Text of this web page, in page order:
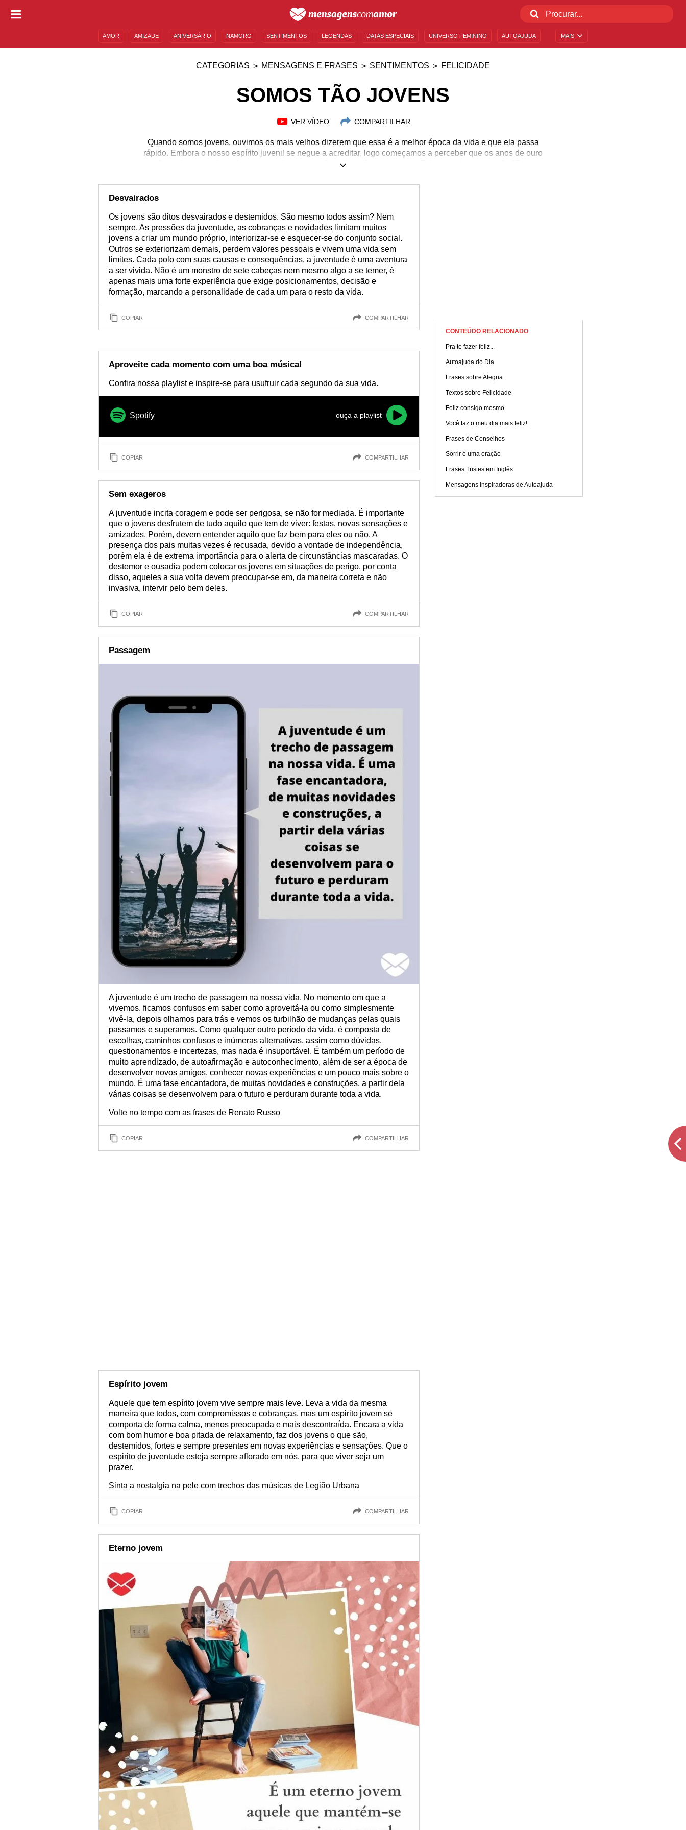
MAIS
AMOR AMIZADE ANIVERSÁRIO NAMORO SENTIMENTOS LEGENDAS DATAS ESPECIAIS UNIVERSO FEMININO AUTOAJUDA
CATEGORIAS MENSAGENS E FRASES SENTIMENTOS FELICIDADE
SOMOS TÃO JOVENS
VER VÍDEO COMPARTILHAR
Quando somos jovens, ouvimos os mais velhos dizerem que essa é a melhor época da vida e que ela passa
rápido. Embora o nosso espírito juvenil se negue a acreditar, logo começamos a perceber que os anos de ouro
estão realmente indo embora e percebemos o quão valioso é nosso tempo. Talvez por isso a canção "Tempo
somos tão jovens, mas precisamos ficar atentos para aproveitar cada segundo da nossa existência. Separamos
mensagens sobre aproveitar a juventude para inspirá-lo a usufruir de cada segundo de vida. Confira, inspire-se e
Desvairados
Os jovens são ditos desvairados e destemidos. São mesmo todos assim? Nem
sempre. As pressões da juventude, as cobranças e novidades limitam muitos
jovens a criar um mundo próprio, interiorizar-se e esquecer-se do conjunto social.
Outros se exteriorizam demais, perdem valores pessoais e vivem uma vida sem
limites. Cada polo com suas causas e consequências, a juventude é uma aventura
a ser vivida. Não é um monstro de sete cabeças nem mesmo algo a se temer, é
apenas mais uma forte experiência que exige posicionamentos, decisão e
formação, marcando a personalidade de cada um para o resto da vida.
COPIAR COMPARTILHAR
Aproveite cada momento com uma boa música!
Confira nossa playlist e inspire-se para usufruir cada segundo da sua vida.
Spotify ouça a playlist
COPIAR COMPARTILHAR
Sem exageros
A juventude incita coragem e pode ser perigosa, se não for mediada. É importante
que o jovens desfrutem de tudo aquilo que tem de viver: festas, novas sensações e
amizades. Porém, devem entender aquilo que faz bem para eles ou não. A
presença dos pais muitas vezes é recusada, devido a vontade de independência,
porém ela é de extrema importância para o alerta de circunstâncias mascaradas. O
destemor e ousadia podem colocar os jovens em situações de perigo, por conta
disso, aqueles a sua volta devem preocupar-se em, da maneira correta e não
invasiva, intervir pelo bem deles.
COPIAR COMPARTILHAR
Passagem
A juventude é um trecho de passagem na nossa vida. No momento em que a
vivemos, ficamos confusos em saber como aproveitá-la ou como simplesmente
vivê-la, depois olhamos para trás e vemos os turbilhão de mudanças pelas quais
passamos e superamos. Como qualquer outro período da vida, é composta de
escolhas, caminhos confusos e inúmeras alternativas, assim como dúvidas,
questionamentos e incertezas, mas nada é insuportável. É também um período de
muito aprendizado, de autoafirmação e autoconhecimento, além de ser a época de
desenvolver novos amigos, conhecer novas experiências e um pouco mais sobre o
mundo. É uma fase encantadora, de muitas novidades e construções, a partir dela
várias coisas se desenvolvem para o futuro e perduram durante toda a vida.
Volte no tempo com as frases de Renato Russo
COPIAR COMPARTILHAR
Espírito jovem
Aquele que tem espírito jovem vive sempre mais leve. Leva a vida da mesma
maneira que todos, com compromissos e cobranças, mas um espirito jovem se
comporta de forma calma, menos preocupada e mais descontraída. Encara a vida
com bom humor e boa pitada de relaxamento, faz dos jovens o que são,
destemidos, fortes e sempre presentes em novas experiências e sensações. Que o
espirito de juventude esteja sempre aflorado em nós, para que viver seja um
prazer.
Sinta a nostalgia na pele com trechos das músicas de Legião Urbana
COPIAR COMPARTILHAR
Eterno jovem
CONTEÚDO RELACIONADO
Pra te fazer feliz...
Autoajuda do Dia
Frases sobre Alegria
Textos sobre Felicidade
Feliz consigo mesmo
Você faz o meu dia mais feliz!
Frases de Conselhos
Sorrir é uma oração
Frases Tristes em Inglês
Mensagens Inspiradoras de Autoajuda